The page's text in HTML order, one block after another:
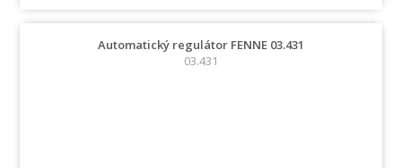
Automatický regulátor FENNE 03.431
03.431